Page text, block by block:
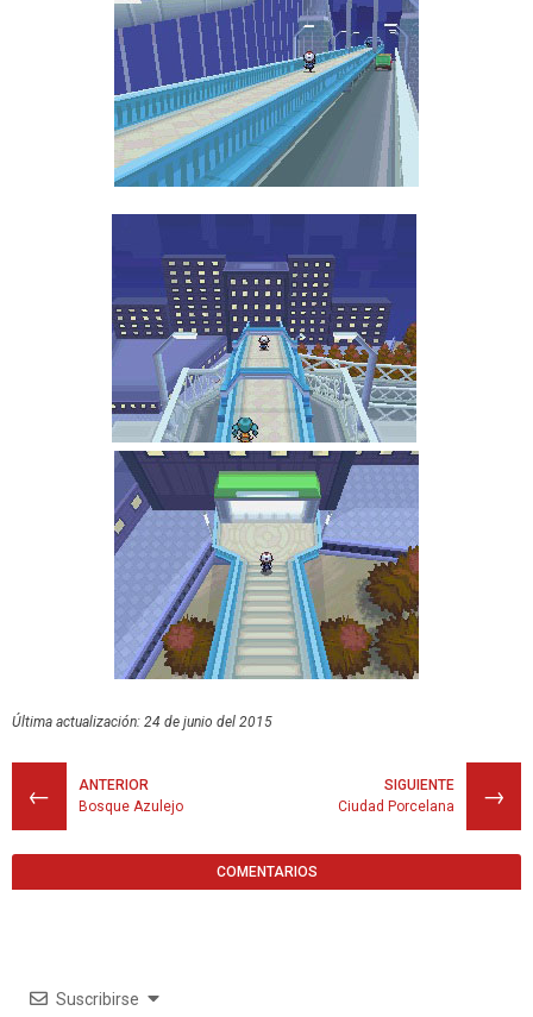
Última actualización: 24 de junio del 2015
←
ANTERIOR
Bosque Azulejo
→
SIGUIENTE
Ciudad Porcelana
COMENTARIOS
Suscribirse